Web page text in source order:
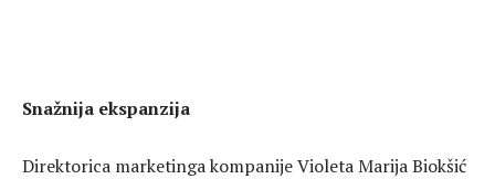
Snažnija ekspanzija
Direktorica marketinga kompanije Violeta Marija Biokšić